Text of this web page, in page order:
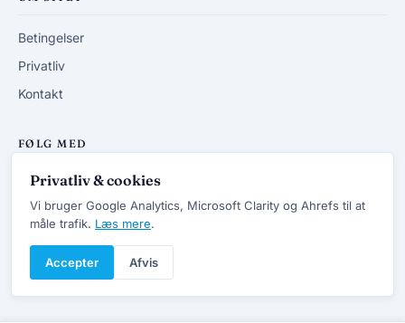
Betingelser
Privatliv
Kontakt
FØLG MED
RSS-feed
© 2013-2026 DanskVVSforum.dk
Privatliv & cookies
Vi bruger Google Analytics, Microsoft Clarity og Ahrefs til at
måle trafik. Læs mere.
Accepter Afvis